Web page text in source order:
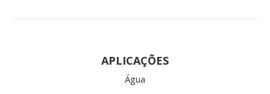
APLICAÇÕES
Água